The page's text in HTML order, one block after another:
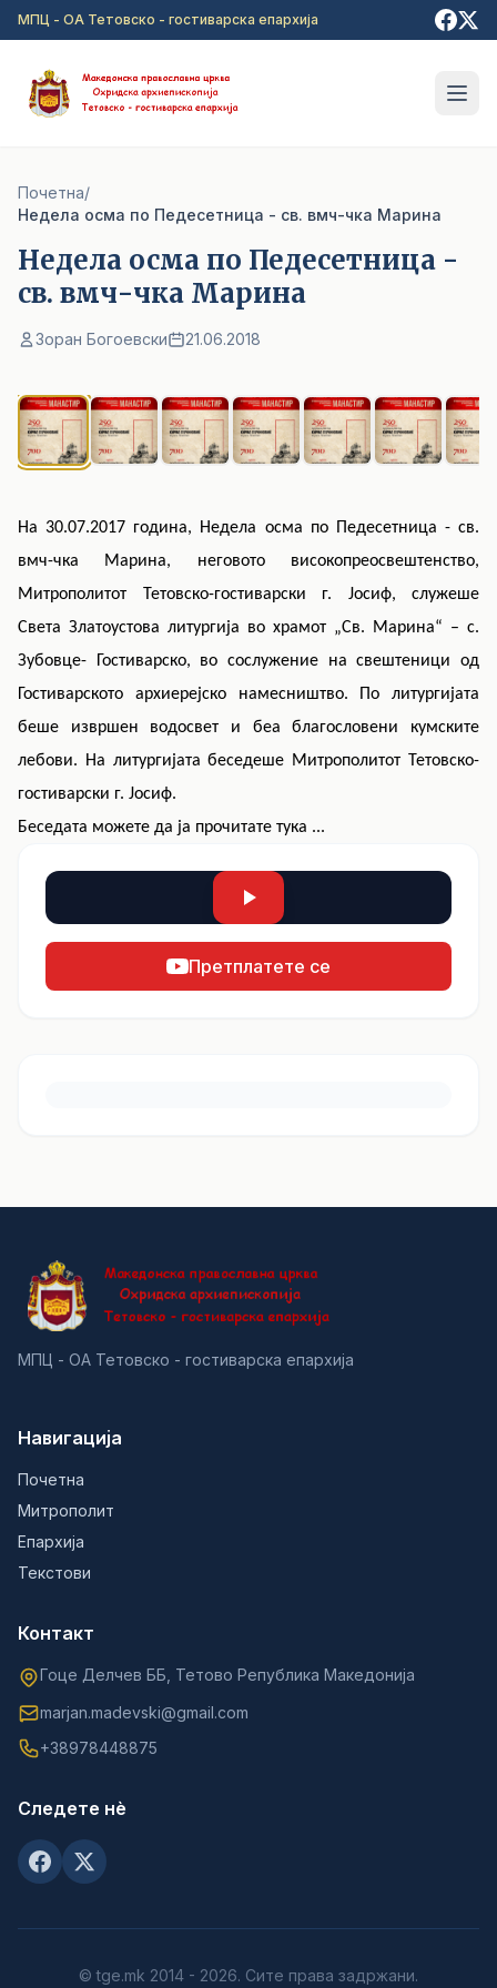
Прејди на главна содржина
МПЦ - ОА Тетовско - гостиварска епархија
Почетна/
Недела осма по Педесетница - св. вмч-чка Марина
Недела осма по Педесетница -
св. вмч-чка Марина
Зоран Богоевски 21.06.2018
На 30.07.2017 година, Недела осма по Педесетница - св.
вмч-чка Марина, неговото високопреосвештенство,
Митрополитот Тетовско-гостиварски г. Јосиф, служеше
Света Златоустова литургија во храмот „Св. Марина“ – с.
Зубовце- Гостиварско, во сослужение на свештеници од
Гостиварското архиерејско намесништво. По литургијата
беше извршен водосвет и беа благословени кумските
лебови. На литургијата беседеше Митрополитот Тетовско-
гостиварски г. Јосиф.
Беседата можете да ја прочитате тука ...
Претплатете се
МПЦ - ОА Тетовско - гостиварска епархија
Навигација
Почетна
Митрополит
Епархија
Текстови
Контакт
Гоце Делчев ББ, Тетово Република Македонија
marjan.madevski@gmail.com
+38978448875
Следете нè
© tge.mk 2014 - 2026. Сите права задржани.